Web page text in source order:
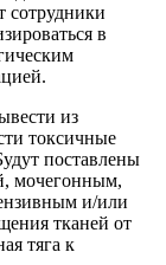
в
из
токсичные
поставлены
мочегонным,
и/или
тканей от
тяга к